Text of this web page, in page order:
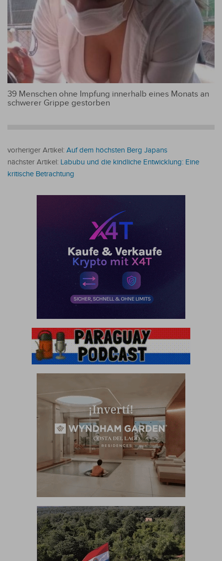
39 Menschen ohne Impfung innerhalb eines Monats an
schwerer Grippe gestorben
vorheriger Artikel: Auf dem höchsten Berg Japans
nächster Artikel: Labubu und die kindliche Entwicklung: Eine
kritische Betrachtung